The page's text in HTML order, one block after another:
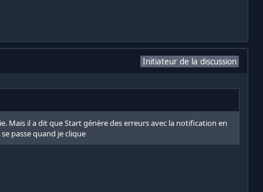
Initiateur de la discussion
Mais il a dit que Start génère des erreurs avec la notification en
passe quand je clique